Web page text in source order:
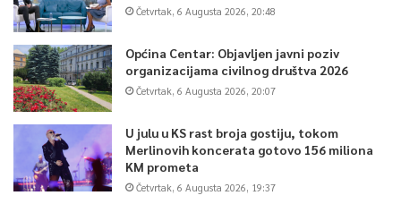
Četvrtak, 6 Augusta 2026, 20:48
Općina Centar: Objavljen javni poziv
organizacijama civilnog društva 2026
Četvrtak, 6 Augusta 2026, 20:07
U julu u KS rast broja gostiju, tokom
Merlinovih koncerata gotovo 156 miliona
KM prometa
Četvrtak, 6 Augusta 2026, 19:37